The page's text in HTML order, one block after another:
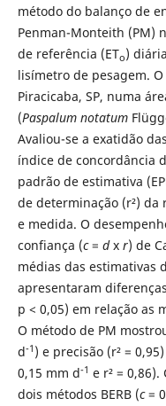
método do balanço de
Penman-Monteith (PM)
de referência (ETo)
lisímetro de pesagem.
Piracicaba, SP, numa
(Paspalum notatum
Avaliou-se a exatidão
índice de concordância
padrão de estimativa
de determinação (r²) da
e medida. O
confiança (c= dx r) de
médias das estimativas
apresentaram
p < 0,05) em relação as
O método de PM
d-1 ) e precisão (r² =
0,15 mm d-1 e r² =
dois métodos BERB (c=